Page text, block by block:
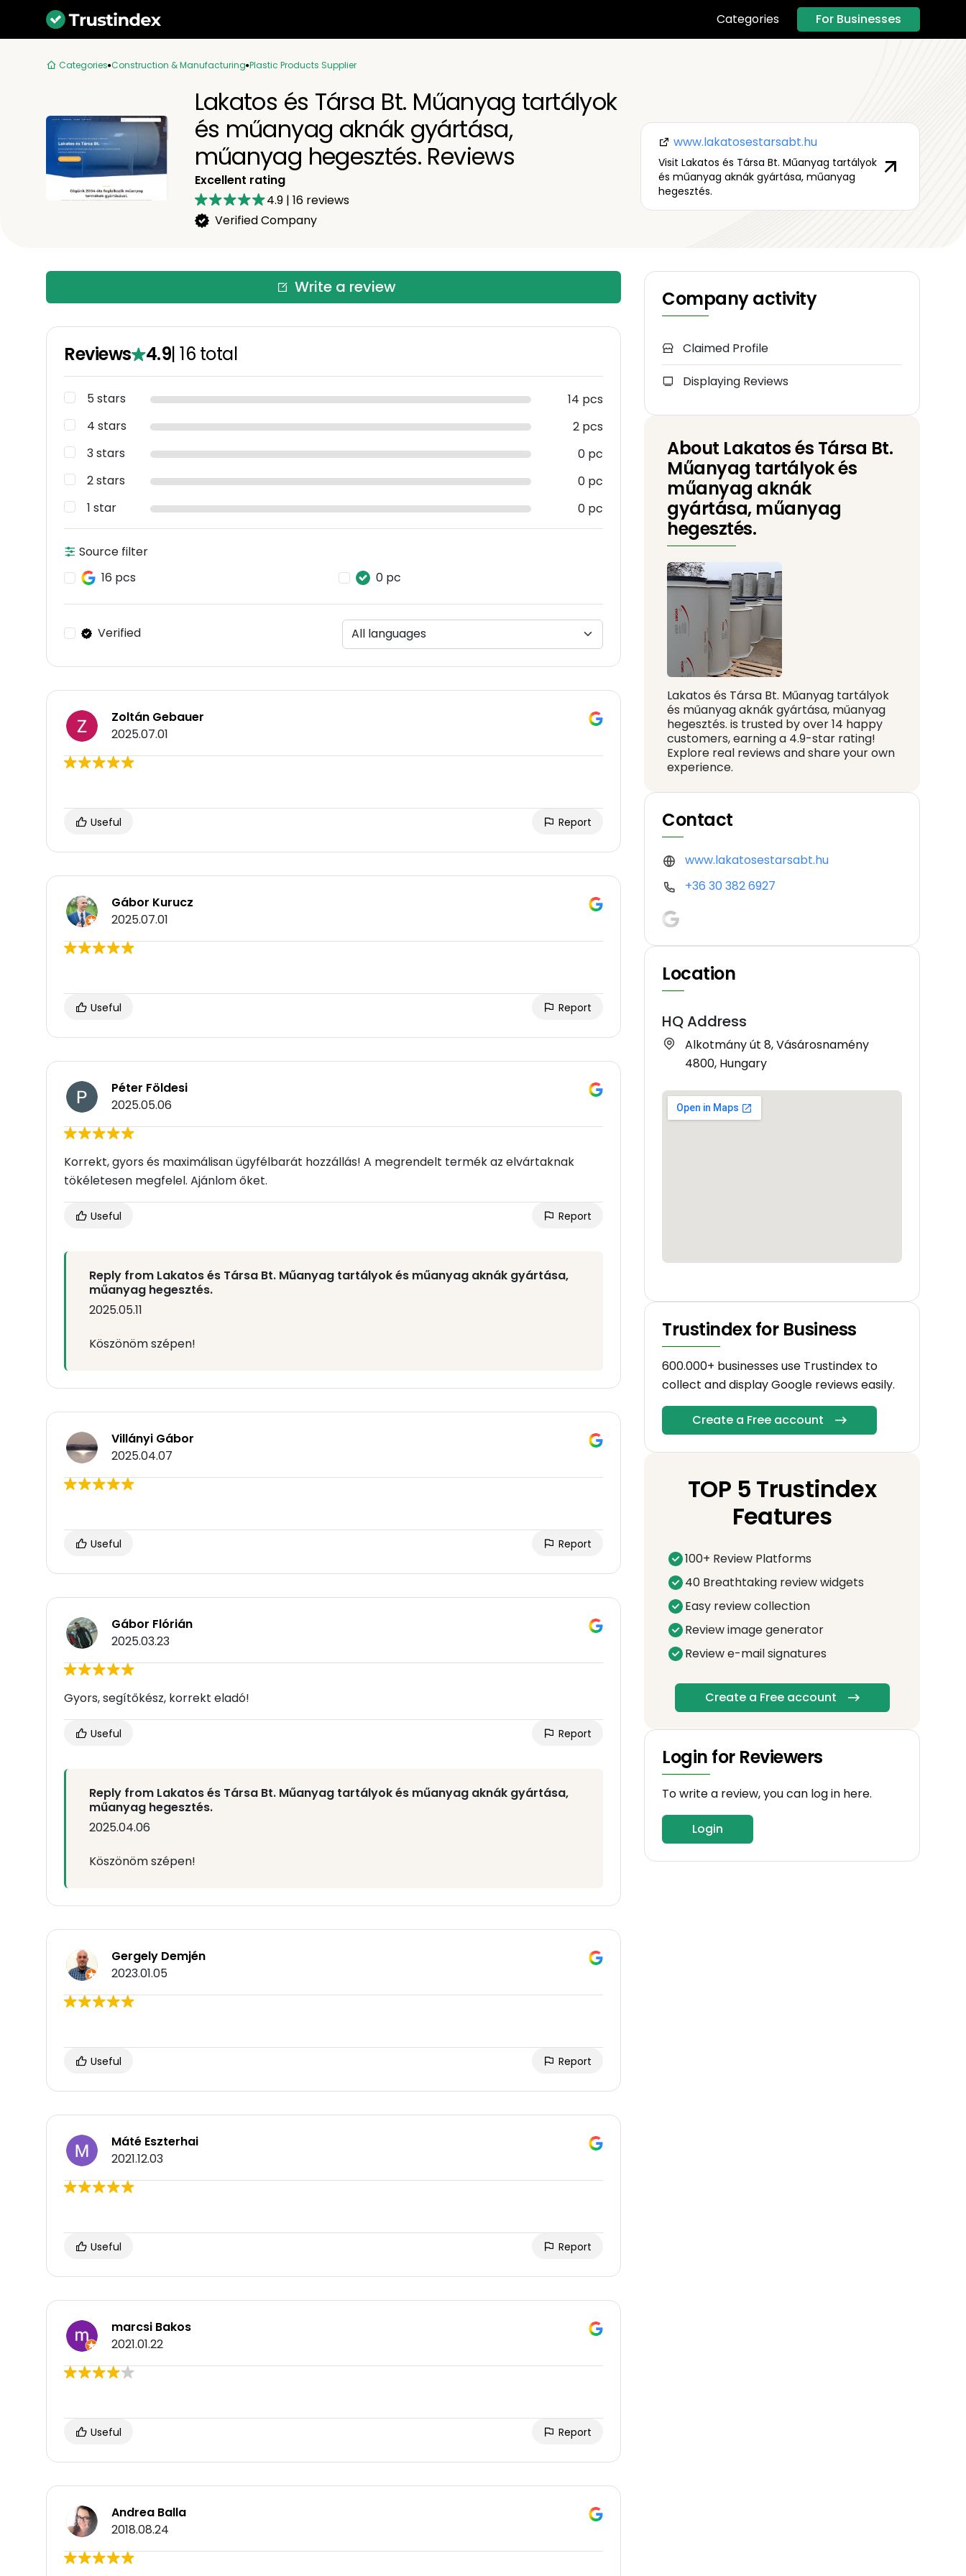
Categories For Businesses
Categories Construction & Manufacturing Plastic Products Supplier
Lakatos és Társa Bt. Műanyag tartályok
és műanyag aknák gyártása,
műanyag hegesztés. Reviews
Excellent rating
4.9 | 16reviews
Verified Company
www.lakatosestarsabt.hu
Visit Lakatos és Társa Bt. Műanyag tartályok
és műanyag aknák gyártása, műanyag
hegesztés.
Write a review
Reviews 4.9|16 total
5 stars
14 pcs
4 stars
2 pcs
3 stars
0 pc
2 stars
0 pc
1 star
0 pc
Source filter
16 pcs
0 pc
Verified
Zoltán Gebauer
2025.07.01
Useful Report
Gábor Kurucz
2025.07.01
Useful Report
Péter Földesi
2025.05.06
Korrekt, gyors és maximálisan ügyfélbarát hozzállás! A megrendelt termék az elvártaknak
tökéletesen megfelel. Ajánlom őket.
Useful Report
Reply from Lakatos és Társa Bt. Műanyag tartályok és műanyag aknák gyártása,
műanyag hegesztés.
2025.05.11
Köszönöm szépen!
Villányi Gábor
2025.04.07
Useful Report
Gábor Flórián
2025.03.23
Gyors, segítőkész, korrekt eladó!
Useful Report
Reply from Lakatos és Társa Bt. Műanyag tartályok és műanyag aknák gyártása,
műanyag hegesztés.
2025.04.06
Köszönöm szépen!
Gergely Demjén
2023.01.05
Useful Report
Máté Eszterhai
2021.12.03
Useful Report
marcsi Bakos
2021.01.22
Useful Report
Andrea Balla
2018.08.24
Company activity
Claimed Profile
Displaying Reviews
About Lakatos és Társa Bt.
Műanyag tartályok és
műanyag aknák
gyártása, műanyag
hegesztés.
Lakatos és Társa Bt. Műanyag tartályok
és műanyag aknák gyártása, műanyag
hegesztés. is trusted by over 14 happy
customers, earning a 4.9-star rating!
Explore real reviews and share your own
experience.
Contact
www.lakatosestarsabt.hu
+36 30 382 6927
Location
HQ Address
Alkotmány út 8, Vásárosnamény
4800, Hungary
Trustindex for Business
600.000+ businesses use Trustindex to
collect and display Google reviews easily.
Create a Free account
TOP 5 Trustindex
Features
100+ Review Platforms
40 Breathtaking review widgets
Easy review collection
Review image generator
Review e-mail signatures
Create a Free account
Login for Reviewers
To write a review, you can log in here.
Login